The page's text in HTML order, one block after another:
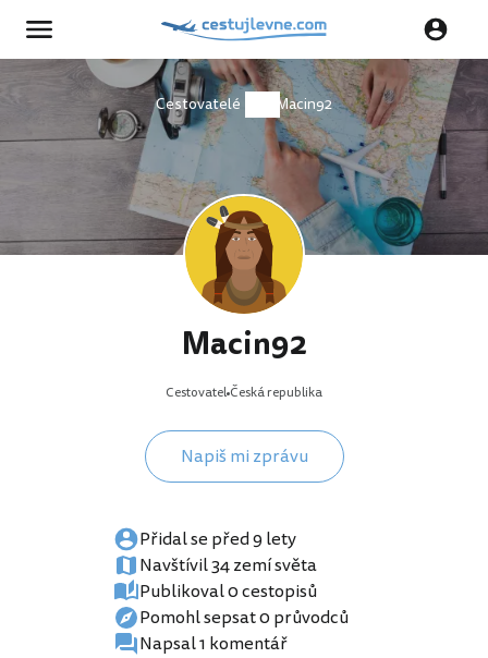
Cestovatelé Macin92
Macin92
Cestovatel Česká republika
Napiš mi zprávu
Přidal se před 9 lety
Navštívil 34 zemí světa
Publikoval 0 cestopisů
Pomohl sepsat 0 průvodců
Napsal 1 komentář